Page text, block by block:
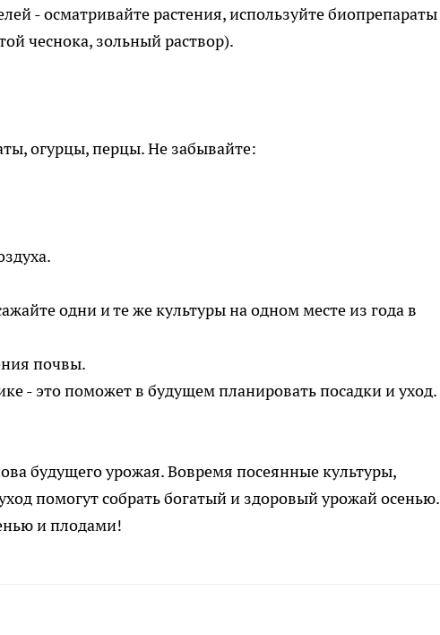
- осматривайте растения, используйте биопрепараты
чеснока, зольный раствор).
огурцы, перцы. Не забывайте:
одни и те же культуры на одном месте из года в
почвы.
- это поможет в будущем планировать посадки и уход.
будущего урожая. Вовремя посеянные культуры,
помогут собрать богатый и здоровый урожай осенью.
и плодами!